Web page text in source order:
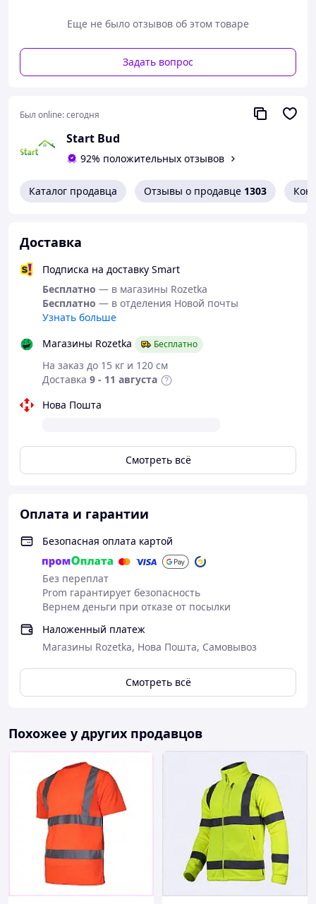
Еще не было отзывов об этом товаре
Задать вопрос
Был online:сегодня
Start Bud
92% положительных отзывов
Каталог продавца Отзывы о продавце 1303
Доставка
Подписка на доставку Smart
Бесплатно — в магазины Rozetka
Бесплатно — в отделения Новой почты
Узнать больше
Магазины Rozetka
Бесплатно
На заказ до 15 кг и 120 см
Доставка 9 - 11 августа
Нова Пошта
Смотреть всё
Оплата и гарантии
Безопасная оплата картой
Без переплат
Prom гарантирует безопасность
Вернем деньги при отказе от посылки
Наложенный платеж
Магазины Rozetka, Нова Пошта, Самовывоз
Смотреть всё
Похожее у других продавцов